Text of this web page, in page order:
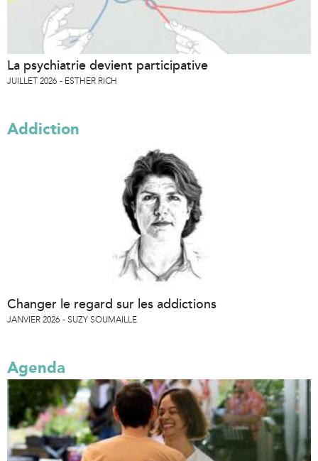
La psychiatrie devient participative
JUILLET 2026 ESTHER RICH
Addiction
Changer le regard sur les addictions
JANVIER 2026 SUZY SOUMAILLE
Agenda